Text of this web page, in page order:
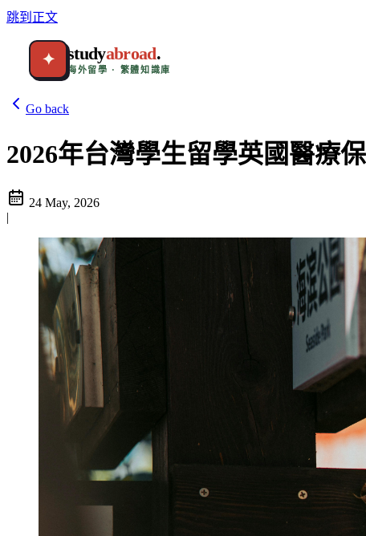
跳到正文
✦ studyabroad.
海外留學 · 繁體知識庫
Go back
2026年台灣學生留學英國醫療
24 May, 2026
|